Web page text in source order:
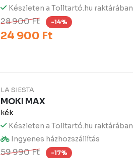
Készleten a Tolltartó.hu raktárában
28 900 Ft -14%
24 900 Ft
LA SIESTA
MOKI MAX
kék
Készleten a Tolltartó.hu raktárában
Ingyenes házhozszállítás
59 990 Ft -17%